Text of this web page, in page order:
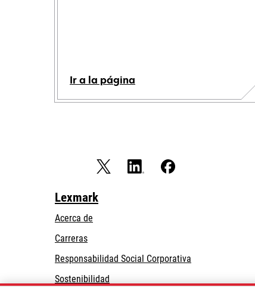
Ir a la página
Lexmark
Acerca de
Carreras
Responsabilidad Social Corporativa
Sostenibilidad